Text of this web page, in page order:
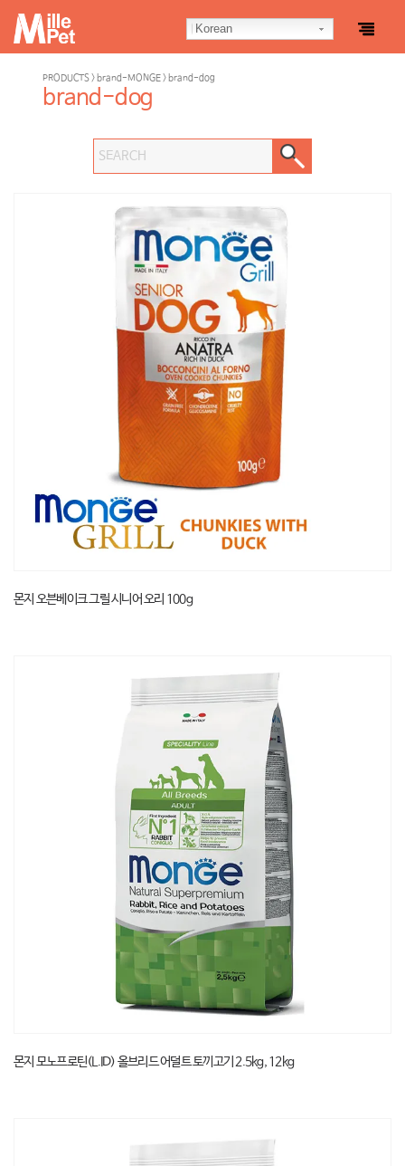
Korean
PRODUCTS > brand-MONGE > brand-dog
brand-dog
몬지 오븐베이크 그릴 시니어 오리 100g
몬지 모노프로틴(L.ID) 올브리드 어덜트 토끼고기 2.5kg, 12kg